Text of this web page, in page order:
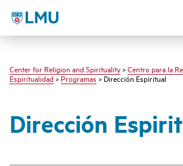
LMU - Loyola Marymount University logo
Center for Religion and Spirituality > Centro para la
Espiritualidad>Programas> Dirección Espiritual
Dirección